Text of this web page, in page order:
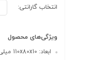
انتخاب گارانتی:
ویژگی‌های محصول
ابعاد: 110x80x10 میلی متر